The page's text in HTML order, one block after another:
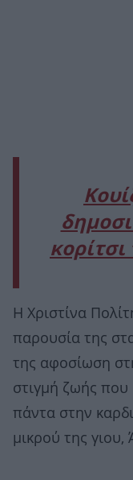
Η Χριστίνα
παρουσία της
της αφοσίωση
στιγμή ζωής που
πάντα στην
μικρού της γιου,